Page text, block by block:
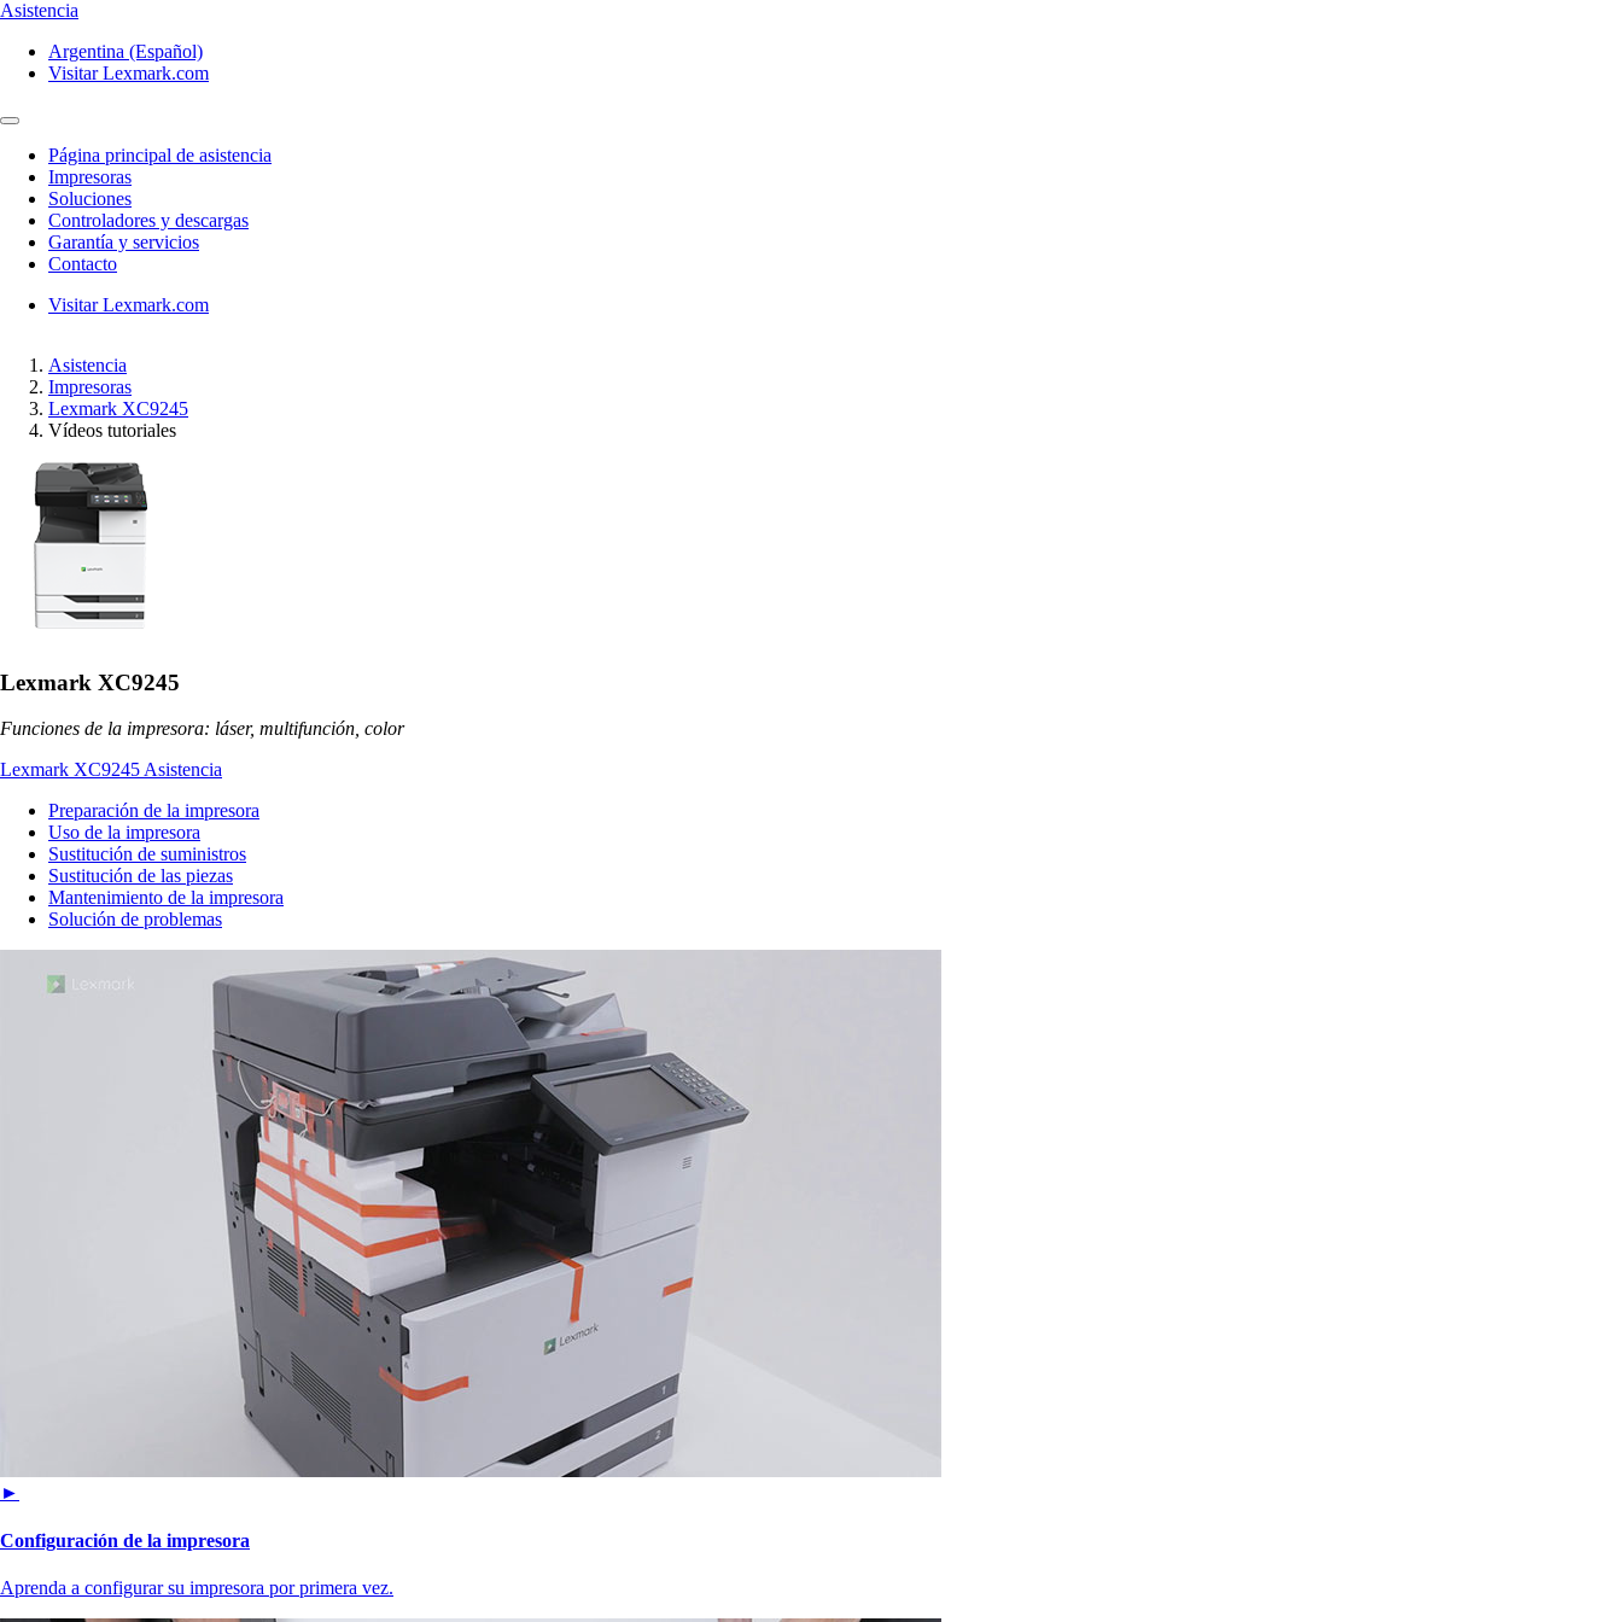
Asistencia
Argentina (Español)
Visitar Lexmark.com
Página principal de asistencia
Impresoras
Soluciones
Controladores y descargas
Garantía y servicios
Contacto
Visitar Lexmark.com
Asistencia
Impresoras
Lexmark XC9245
Vídeos tutoriales
Lexmark XC9245
Funciones de la impresora: láser, multifunción, color
Lexmark XC9245 Asistencia
Preparación de la impresora
Uso de la impresora
Sustitución de suministros
Sustitución de las piezas
Mantenimiento de la impresora
Solución de problemas
►
Configuración de la impresora
Aprenda a configurar su impresora por primera vez.